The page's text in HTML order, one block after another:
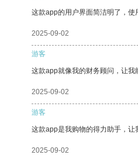
这款app的用户界面简洁明了，使
2025-09-02
游客
这款app就像我的财务顾问，让我
2025-09-02
游客
这款app是我购物的得力助手，让
2025-09-02